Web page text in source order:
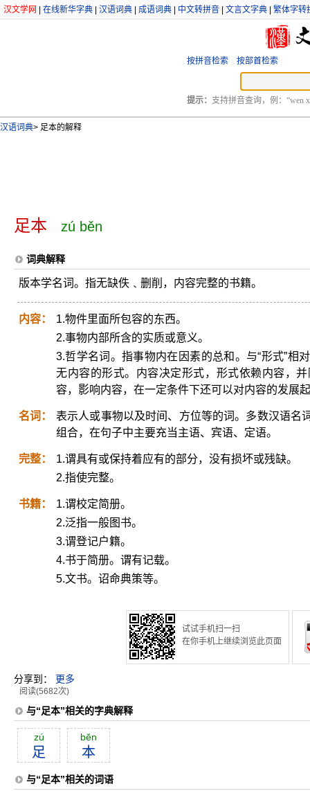
汉文学网 在线新华字典 汉语词典 成语词典 中文转拼音 文言文字典 繁体字转
按拼音检索 按部首检索
提示： 支持拼音查询，例：“wen
汉语词典> 足本的解释
足本 zú běn
词典解释
版本学名词。指无缺佚﹑删削，内容完整的书籍。
内容：
1.物件里面所包容的东西。
2.事物内部所含的实质或意义。
3.哲学名词。指事物内在因素的总和。与“形式”相
无内容的形式。内容决定形式，形式依赖内容，
容，影响内容，在一定条件下还可以对内容的发展
名词：
表示人或事物以及时间、方位等的词。多数汉语名
组合，在句子中主要充当主语、宾语、定语。
完整：
1.谓具有或保持着应有的部分，没有损坏或残缺。
2.指使完整。
书籍：
1.谓校定简册。
2.泛指一般图书。
3.谓登记户籍。
4.书于简册。谓有记载。
5.文书。诏命典策等。
试试手机扫一扫
在你手机上继续浏览此页面
分享到： 更多
阅读(5682次)
与“足本”相关的字典解释
zú
足
bĕn
本
与“足本”相关的词语